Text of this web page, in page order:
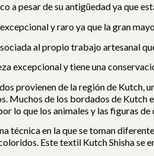
a pesar de su antigüedad ya que
y raro ya que la gran
al propio trabajo artesanal
excepcional y tiene una
provienen de la región de Kutch,
Muchos de los bordados de
lo que los animales y las figuras
técnica en la que se toman
Este textil Kutch Shisha se